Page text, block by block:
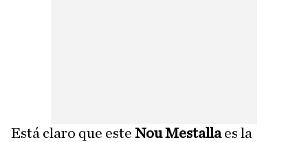
Está claro que este Nou Mestallaes la